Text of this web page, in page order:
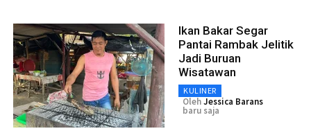
Ikan Bakar Segar
Pantai Rambak Jelitik
Jadi Buruan
Wisatawan
KULINER
OlehJessica Barans
baru saja